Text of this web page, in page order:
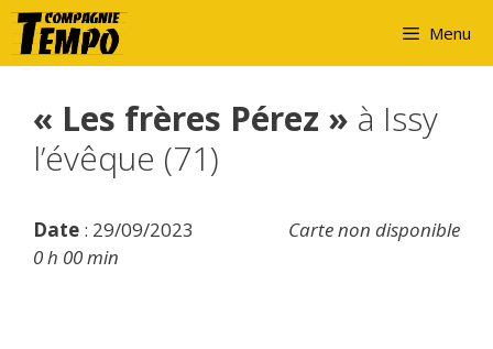
Aller
au
contenu
Menu
« Les frères Pérez » à Issy
l’évêque (71)
Carte non disponible
Date : 29/09/2023
0 h 00 min